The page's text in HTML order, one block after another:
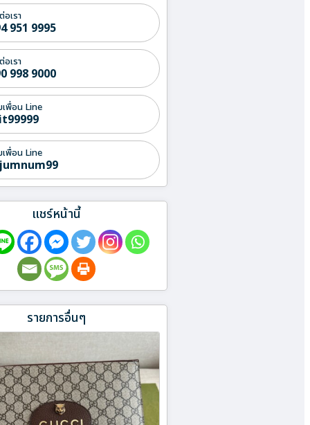
อเรา
951 9995
อเรา
998 9000
เพื่อน Line
เพื่อน Line
แชร์หน้านี้
รายการอื่นๆ